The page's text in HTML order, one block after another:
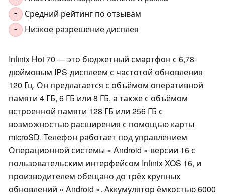
- Средний рейтинг по отзывам
- Низкое разрешение дисплея
Infinix Hot 70 — это бюджетный смартфон с 6,78-
дюймовым IPS-дисплеем с частотой обновления
120 Гц. Он предлагается с объёмом оперативной
памяти 4 ГБ, 6 ГБ или 8 ГБ, а также с объёмом
встроенной памяти 128 ГБ или 256 ГБ с
возможностью расширения с помощью карты
microSD. Телефон работает под управлением
Операционной системы « Android » версии 16 с
пользовательским интерфейсом Infinix XOS 16, и
производителем обещано до трёх крупных
обновлений « Android ». Аккумулятор ёмкостью 6000